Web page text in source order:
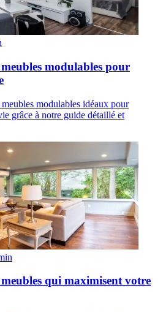
modulables pour
modulables idéaux pour
grâce à notre guide détaillé et
qui maximisent votre